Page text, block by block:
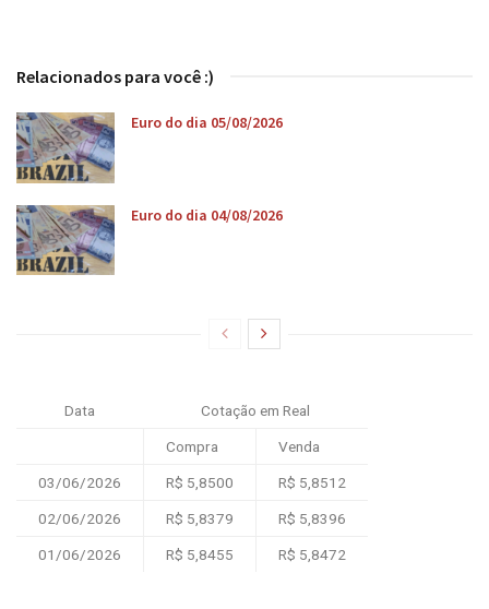
Relacionados para você :)
Euro do dia 05/08/2026
Euro do dia 04/08/2026
Data Cotação em Real
Compra Venda
03/06/2026 R$ 5,8500 R$ 5,8512
02/06/2026 R$ 5,8379 R$ 5,8396
01/06/2026 R$ 5,8455 R$ 5,8472